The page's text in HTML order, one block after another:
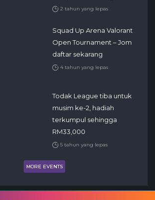
2 tahun yang lepas
Squad Up Arena Valorant
Open Tournament – Jom
daftar sekarang
4 tahun yang lepas
Todak League tiba untuk
musim ke-2, hadiah
terkumpul sehingga
RM33,000
5 tahun yang lepas
MORE EVENTS